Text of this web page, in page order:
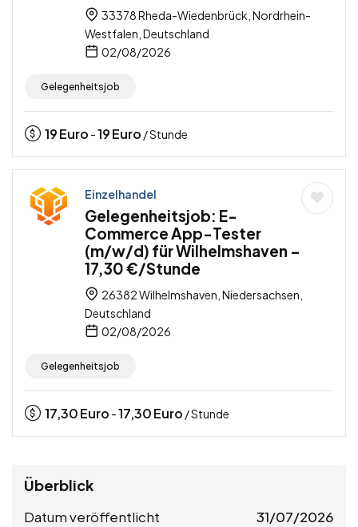
33378 Rheda-Wiedenbrück, Nordrhein-
Westfalen, Deutschland
02/08/2026
Gelegenheitsjob
19Euro -19Euro / Stunde
Einzelhandel
Gelegenheitsjob: E-
Commerce App-Tester
(m/w/d) für Wilhelmshaven –
17,30 €/Stunde
26382 Wilhelmshaven, Niedersachsen,
Deutschland
02/08/2026
Gelegenheitsjob
17,30Euro -17,30Euro / Stunde
Überblick
Datum veröffentlicht 31/07/2026